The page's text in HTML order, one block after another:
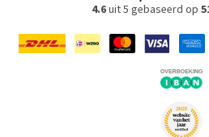
4.6uit 5 gebaseerd op